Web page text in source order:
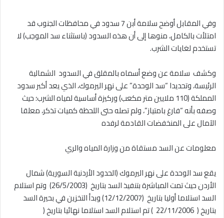
‎وفي المقابل أوضح سلامة أبن 7 سدود في محافظات الجنوب قد
امتلأت بالكامل، منوها إلى أن هذه السدود (باستثناء سد الموجب) لا
تستخدم لغايات الشرب.
‎وكشف سلامة عن وضع أسماه بالمقلق في السدود الشمالية
الرئيسة، وتحديدا “سد الوحدة” على نهر اليرموك، الذي يعد أكبر سدود
المملكة (110 ملايين متر مكعب) وركيزة أساسية لمياه الشرب؛ حيث
وصفه بأنه “فارغ بامتياز”، ولم تصله حتى اللحظة كميات تذكر، معلقا
الآمال على المنخفضات القادمة لرفده
‎يقع سد الوحدة على نهر اليرموك (الحدود الأردنية السورية) شمال
الأردن حيث تمت المباشرة بتنفيذ السد بتاريخ (26/5/2003) وتم استلام
السد استلاما أوليا بتاريخ (12/12/2007) وبدأ التخزين في بحيرة السد
بتاريخ ( 22/11/2006 ) تم استلام السد استلاما نهائيا بتاريخ (